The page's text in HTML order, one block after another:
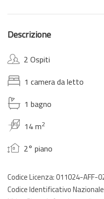
Descrizione
2 Ospiti
1 camera da letto
1 bagno
14 m2
2° piano
Codice Licenza: 011024-AFF-
Codice Identificativo